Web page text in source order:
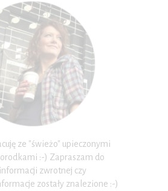
ze "świeżo" upieczonymi
:-) Zapraszam do
zwrotnej czy
zostały znalezione :-)